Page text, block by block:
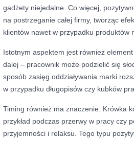
gadżety niejedalne. Co więcej,
na postrzeganie całej firmy, tworząc
klientów nawet w przypadku produktów
Istotnym aspektem jest również
dalej – pracownik może podzielić się
sposób zasięg oddziaływania marki
w przypadku długopisów czy kubków
Timing również ma znaczenie. Krówka
przykład podczas przerwy w pracy czy
przyjemności i relaksu. Tego typu